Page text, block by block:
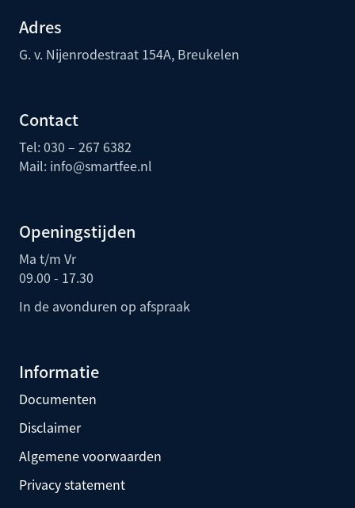
Adres
G. v. Nijenrodestraat 154A, Breukelen
Contact
Tel: 030 – 267 6382
Mail: info@smartfee.nl
Openingstijden
Ma t/m Vr
09.00 - 17.30
In de avonduren op afspraak
Informatie
Documenten
Disclaimer
Algemene voorwaarden
Privacy statement